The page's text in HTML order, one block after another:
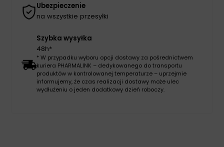
Ubezpieczenie
na wszystkie przesyłki
Szybka wysyłka
48h*
* W przypadku wyboru opcji dostawy za pośrednictwem
kuriera PHARMALINK – dedykowanego do transportu
produktów w kontrolowanej temperaturze – uprzejmie
informujemy, że czas realizacji dostawy może ulec
wydłużeniu o jeden dodatkowy dzień roboczy.